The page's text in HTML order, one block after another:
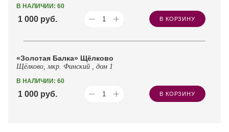
В НАЛИЧИИ: 60
1 000 руб. В КОРЗИНУ
«Золотая Балка» Щёлково
Щёлково, мкр. Финский , дом 1
В НАЛИЧИИ: 60
1 000 руб. В КОРЗИНУ